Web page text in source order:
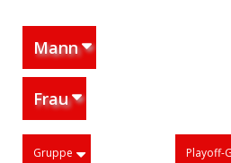
Mann
Frau
Gruppe Playoff-